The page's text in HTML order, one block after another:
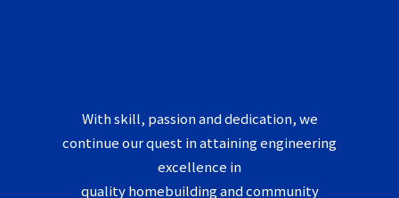
With skill, passion and dedication, we
continue our quest in attaining engineering
excellence in
quality homebuilding and community